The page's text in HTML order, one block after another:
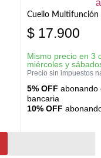
Cuello Multifunción
$ 17.900
Mismo precio en 3
miércoles y
Precio sin impuestos
5% OFF abonando
bancaria
10% OFF